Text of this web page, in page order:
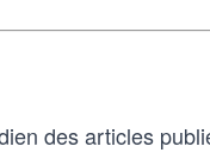
des articles